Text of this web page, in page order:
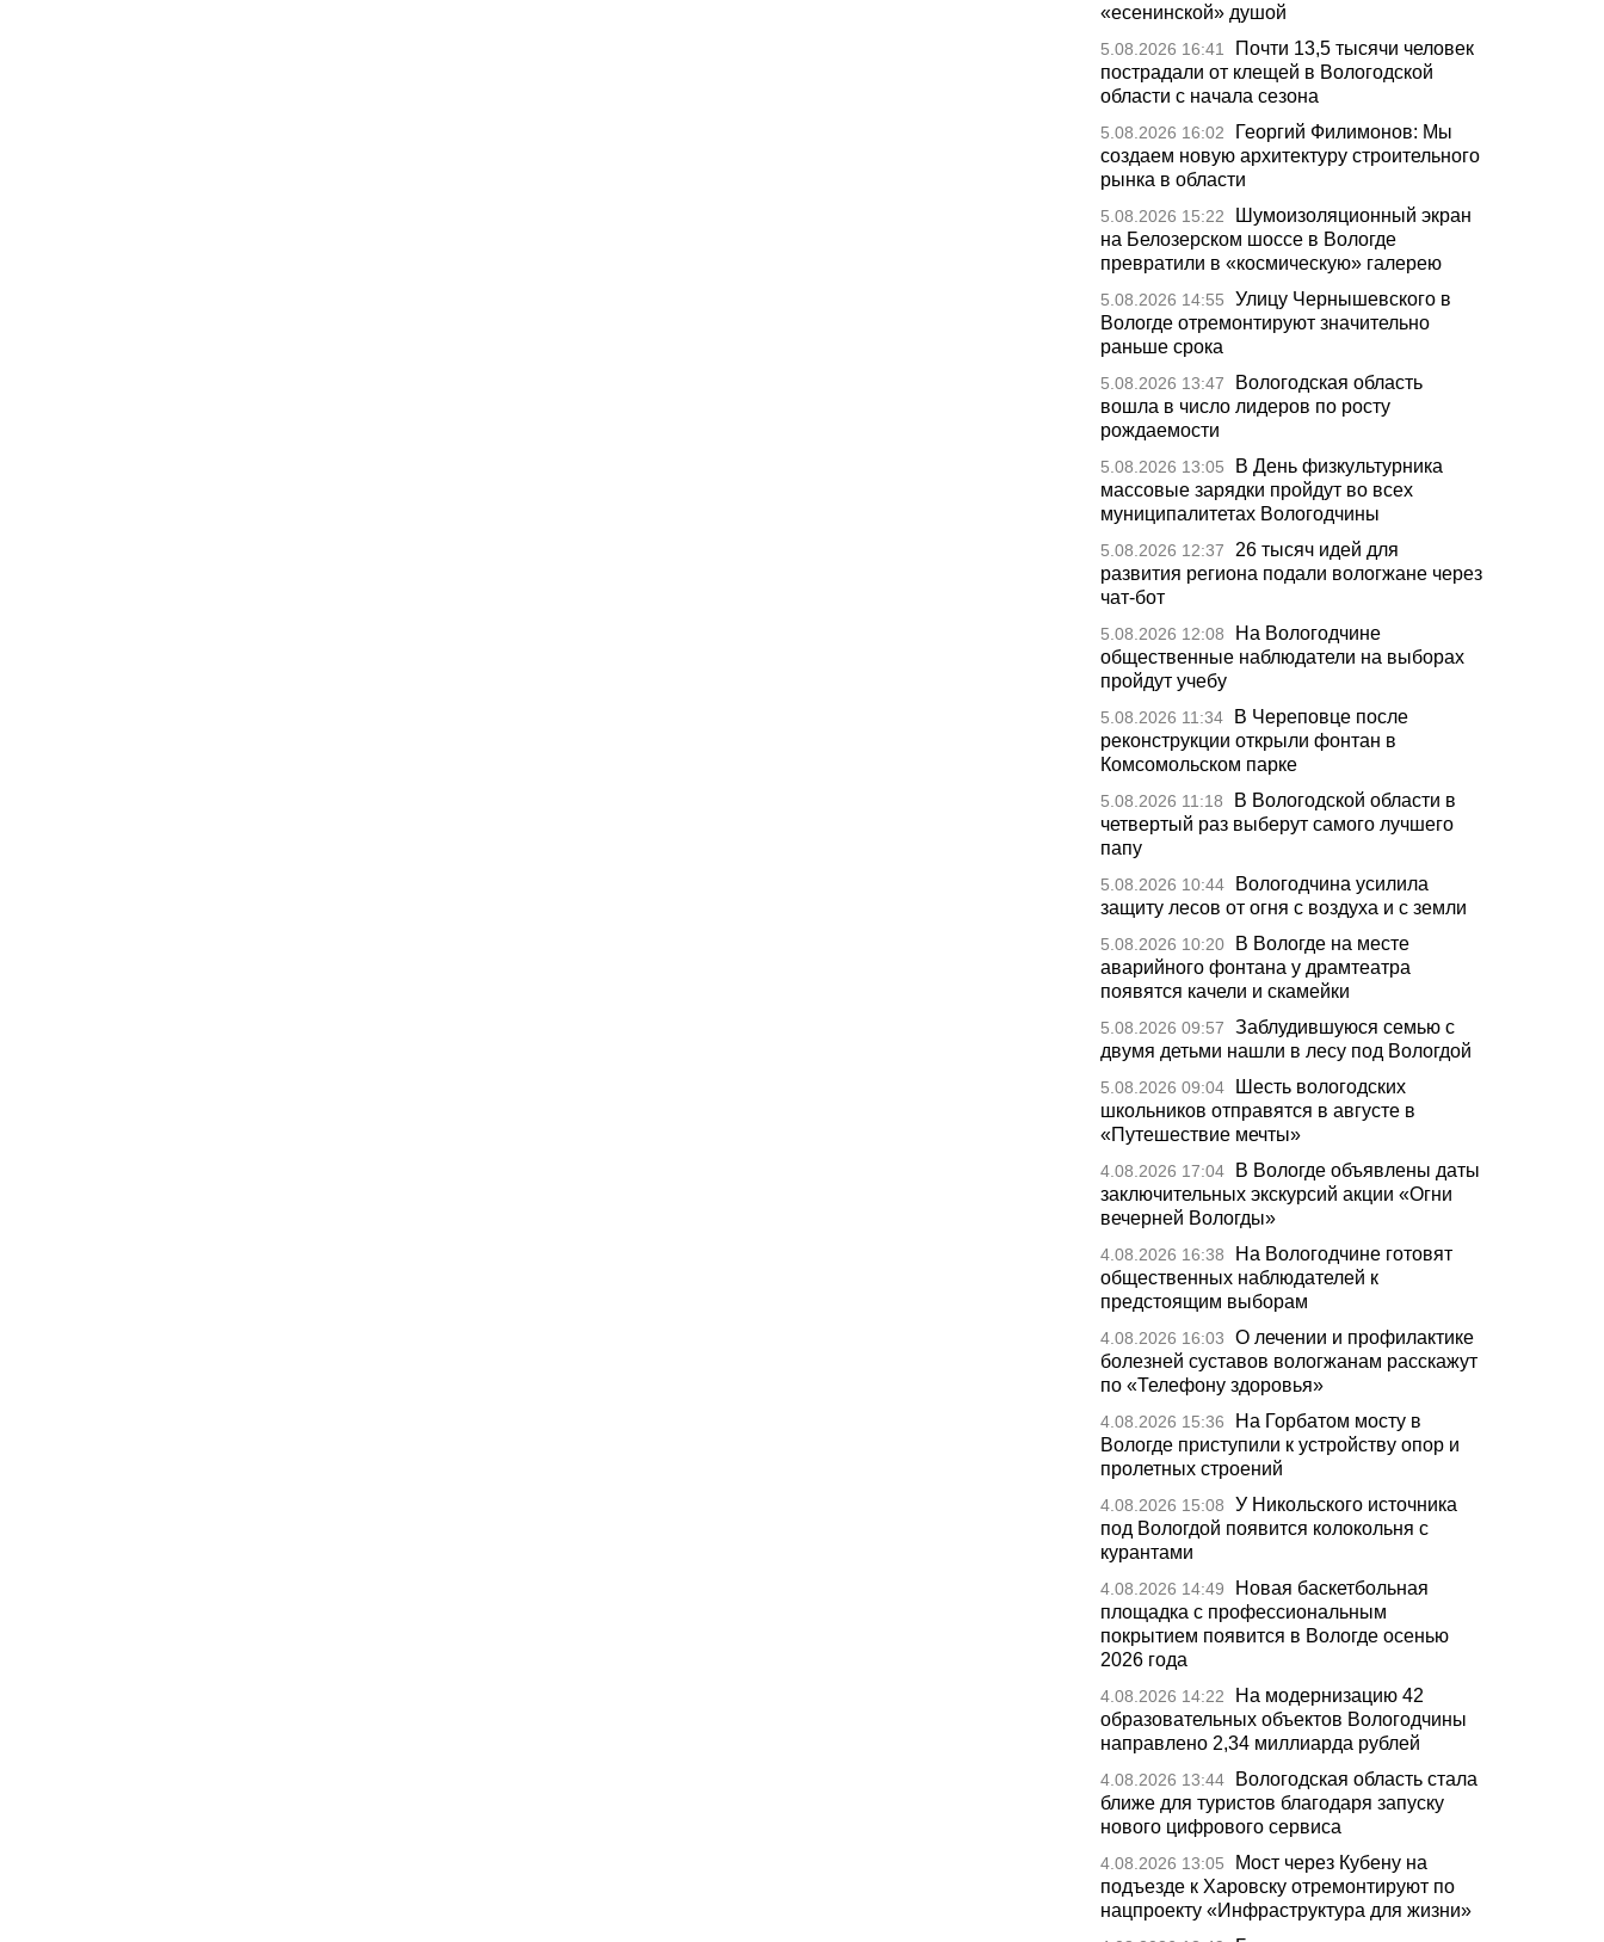
«есенинской» душой
5.08.2026 16:41
Почти 13,5 тысячи человек
пострадали от клещей в Вологодской
области с начала сезона
5.08.2026 16:02
Георгий Филимонов: Мы
создаем новую архитектуру строительного
рынка в области
5.08.2026 15:22
Шумоизоляционный экран
на Белозерском шоссе в Вологде
превратили в «космическую» галерею
5.08.2026 14:55
Улицу Чернышевского в
Вологде отремонтируют значительно
раньше срока
5.08.2026 13:47
Вологодская область
вошла в число лидеров по росту
рождаемости
5.08.2026 13:05
В День физкультурника
массовые зарядки пройдут во всех
муниципалитетах Вологодчины
5.08.2026 12:37
26 тысяч идей для
развития региона подали вологжане через
чат-бот
5.08.2026 12:08
На Вологодчине
общественные наблюдатели на выборах
пройдут учебу
5.08.2026 11:34
В Череповце после
реконструкции открыли фонтан в
Комсомольском парке
5.08.2026 11:18
В Вологодской области в
четвертый раз выберут самого лучшего
папу
5.08.2026 10:44
Вологодчина усилила
защиту лесов от огня с воздуха и с земли
5.08.2026 10:20
В Вологде на месте
аварийного фонтана у драмтеатра
появятся качели и скамейки
5.08.2026 09:57
Заблудившуюся семью с
двумя детьми нашли в лесу под Вологдой
5.08.2026 09:04
Шесть вологодских
школьников отправятся в августе в
«Путешествие мечты»
4.08.2026 17:04
В Вологде объявлены даты
заключительных экскурсий акции «Огни
вечерней Вологды»
4.08.2026 16:38
На Вологодчине готовят
общественных наблюдателей к
предстоящим выборам
4.08.2026 16:03
О лечении и профилактике
болезней суставов вологжанам расскажут
по «Телефону здоровья»
4.08.2026 15:36
На Горбатом мосту в
Вологде приступили к устройству опор и
пролетных строений
4.08.2026 15:08
У Никольского источника
под Вологдой появится колокольня с
курантами
4.08.2026 14:49
Новая баскетбольная
площадка с профессиональным
покрытием появится в Вологде осенью
2026 года
4.08.2026 14:22
На модернизацию 42
образовательных объектов Вологодчины
направлено 2,34 миллиарда рублей
4.08.2026 13:44
Вологодская область стала
ближе для туристов благодаря запуску
нового цифрового сервиса
4.08.2026 13:05
Мост через Кубену на
подъезде к Харовску отремонтируют по
нацпроекту «Инфраструктура для жизни»